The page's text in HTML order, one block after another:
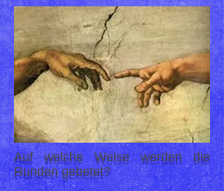
Auf welche Weise werden die
Runden gebetet?